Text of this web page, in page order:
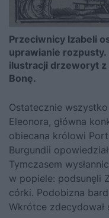
Przeciwnicy Izabeli
uprawianie rozpusty.
ilustracji drzeworyt z
Bonę.
Ostatecznie
Eleonora, główna
obiecana królowi
Burgundii
Tymczasem
w popiele: podsunęli
córki. Podobizna
Wkrótce zdecydował